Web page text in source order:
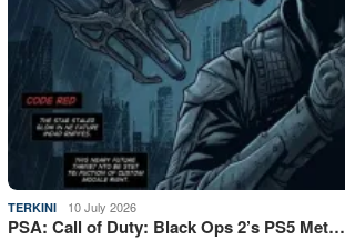
TERKINI 10 July 2026
PSA: Call of Duty: Black Ops 2’s PS5 Met…